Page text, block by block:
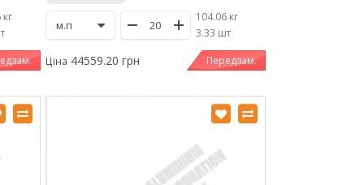
104.06 кг
/3.33 шт
Ціна 44559.20 грн Передзам.